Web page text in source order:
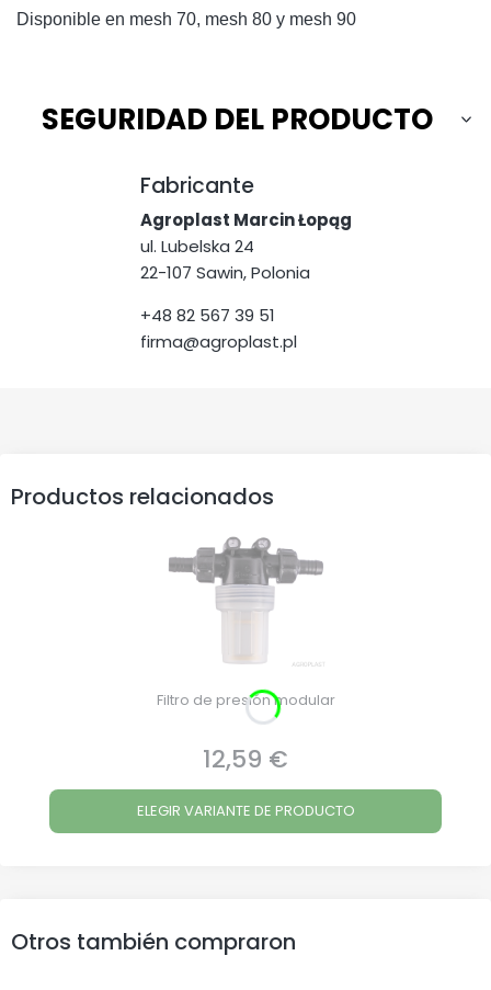
Disponible en mesh 70, mesh 80 y mesh 90
SEGURIDAD DEL PRODUCTO
Fabricante
Agroplast Marcin Łopąg
ul. Lubelska 24
22-107 Sawin, Polonia
+48 82 567 39 51
firma@agroplast.pl
Productos relacionados
Filtro de presión modular
Precio
12,59 €
ELEGIR VARIANTE DE PRODUCTO
Otros también compraron